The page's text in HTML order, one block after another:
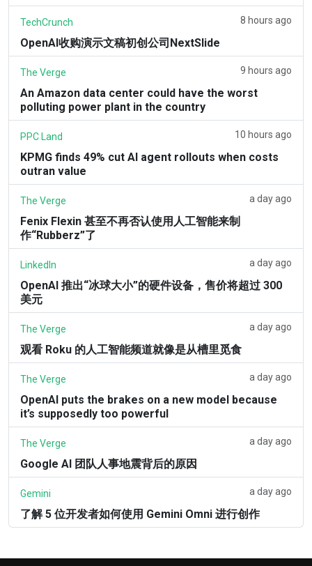
TechCrunch 8 hours ago
OpenAI收购演示文稿初创公司NextSlide
The Verge 9 hours ago
An Amazon data center could have the worst
polluting power plant in the country
PPC Land 10 hours ago
KPMG finds 49% cut AI agent rollouts when costs
outran value
The Verge a day ago
Fenix Flexin 甚至不再否认使用人工智能来制
作“Rubberz”了
LinkedIn a day ago
OpenAI 推出“冰球大小”的硬件设备，售价将超过 300
美元
The Verge a day ago
观看 Roku 的人工智能频道就像是从槽里觅食
The Verge a day ago
OpenAI puts the brakes on a new model because
it’s supposedly too powerful
The Verge a day ago
Google AI 团队人事地震背后的原因
Gemini a day ago
了解 5 位开发者如何使用 Gemini Omni 进行创作